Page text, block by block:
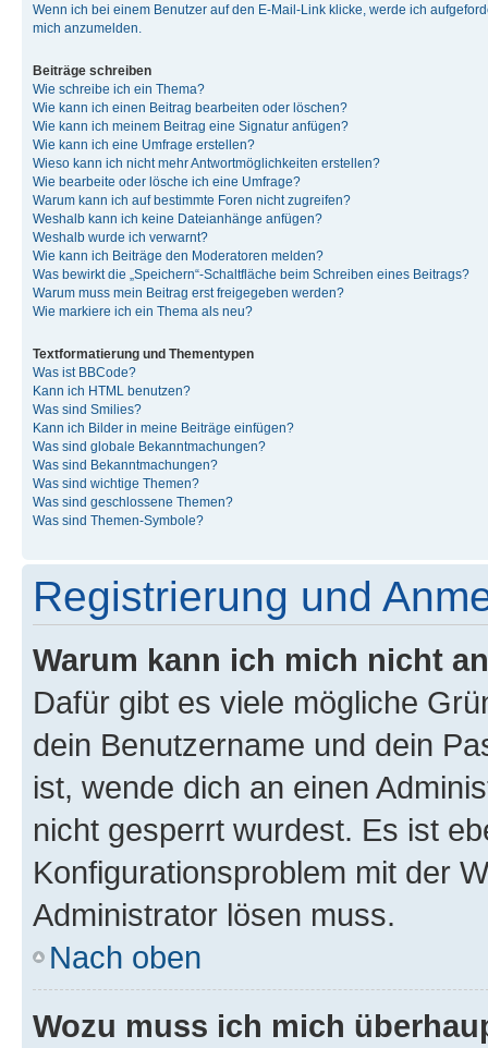
Wenn ich bei einem Benutzer auf den E-Mail-Link klicke, werde ich
mich anzumelden.
Beiträge schreiben
Wie schreibe ich ein Thema?
Wie kann ich einen Beitrag bearbeiten oder löschen?
Wie kann ich meinem Beitrag eine Signatur anfügen?
Wie kann ich eine Umfrage erstellen?
Wieso kann ich nicht mehr Antwortmöglichkeiten erstellen?
Wie bearbeite oder lösche ich eine Umfrage?
Warum kann ich auf bestimmte Foren nicht zugreifen?
Weshalb kann ich keine Dateianhänge anfügen?
Weshalb wurde ich verwarnt?
Wie kann ich Beiträge den Moderatoren melden?
Was bewirkt die „Speichern“-Schaltfläche beim Schreiben eines Beitrags?
Warum muss mein Beitrag erst freigegeben werden?
Wie markiere ich ein Thema als neu?
Textformatierung und Thementypen
Was ist BBCode?
Kann ich HTML benutzen?
Was sind Smilies?
Kann ich Bilder in meine Beiträge einfügen?
Was sind globale Bekanntmachungen?
Was sind Bekanntmachungen?
Was sind wichtige Themen?
Was sind geschlossene Themen?
Was sind Themen-Symbole?
Registrierung und
Warum kann ich mich nicht
Dafür gibt es viele mögliche
dein Benutzername und dein
ist, wende dich an einen
nicht gesperrt wurdest. Es ist
Konfigurationsproblem mit der
Administrator lösen muss.
Nach oben
Wozu muss ich mich